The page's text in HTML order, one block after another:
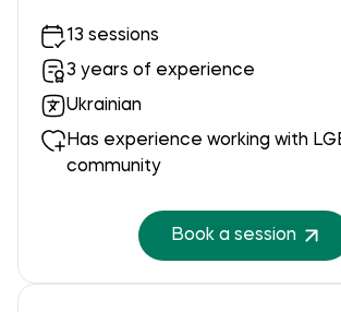
13 sessions
3 years of experience
Ukrainian
Has experience working with
community
Book a session